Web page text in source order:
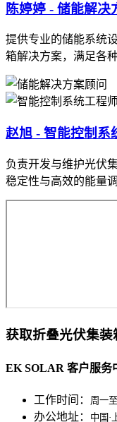
陈婷婷 - 储能解决
提供专业的储能系统
箱解决方案，满足各
赵旭 - 智能控制系
负责开发与维护光伏
稳定性与高效的能量调
获取折叠光伏集
EK SOLAR 客户服务
工作时间： 周一
办公地址： 中国·